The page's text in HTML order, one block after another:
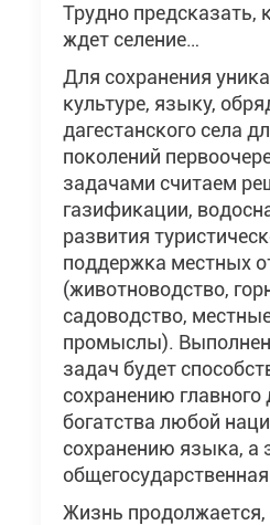
Трудно предсказать,
ждет селение…
Для сохранения
культуре, языку,
дагестанского села
поколений
задачами считаем
газификации,
развития
поддержка местных
(животноводство,
садоводство,
промыслы).
задач будет
сохранению главного
богатства любой
сохранению языка, а
Жизнь